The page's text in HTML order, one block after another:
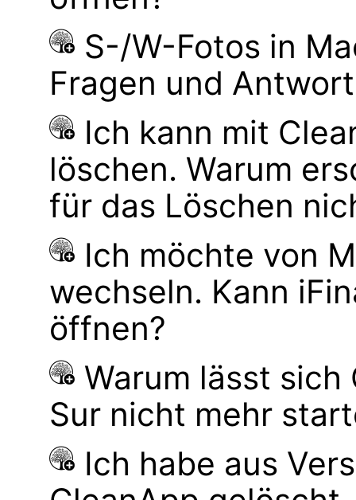
S-/W-Fotos in
Fragen und
Ich kann mit
löschen. Warum
für das Löschen
Ich möchte von
wechseln. Kann
öffnen?
Warum lässt sich
Sur nicht mehr
Ich habe aus